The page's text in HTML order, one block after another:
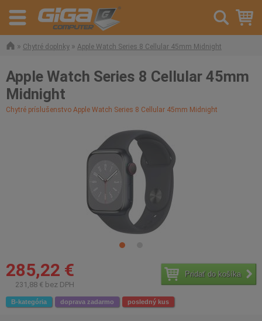
» Chytré doplnky » Apple Watch Series 8 Cellular 45mm Midnight
Apple Watch Series 8 Cellular 45mm
Midnight
Chytré príslušenstvo Apple Watch Series 8 Cellular 45mm Midnight
285,22 €
231,88 € bez DPH
Pridať do košíka
B-kategória doprava zadarmo posledný kus